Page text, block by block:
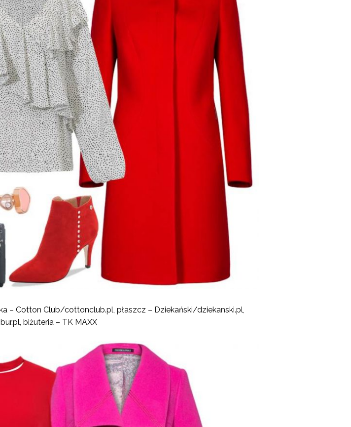
– Cotton Club/cottonclub.pl, płaszcz – Dziekański/dziekanski.pl,
biżuteria – TK MAXX